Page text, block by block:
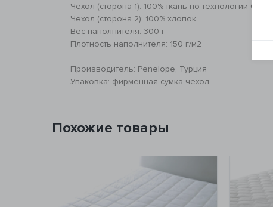
Чехол (сторона 1): 100% ткань по технологии Outlast
Чехол (сторона 2): 100% хлопок
Вес наполнителя: 300 г
Плотность наполнителя: 150 г/м2
Производитель: Penelope, Турция
Упаковка: фирменная сумка-чехол
Похожие товары